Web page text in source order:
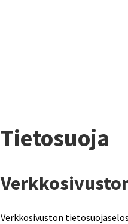
Tietosuoja
Verkkosivuston